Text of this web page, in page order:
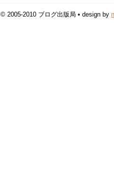
© 2005-2010 ブログ出版局 • design by